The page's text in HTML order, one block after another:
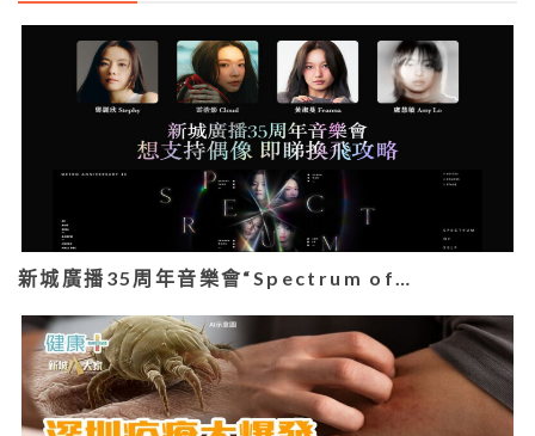
新城廣播35周年音樂會“Spectrum of…